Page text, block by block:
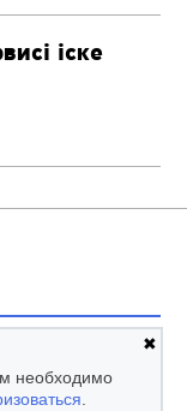
іске
✖
необходимо
.